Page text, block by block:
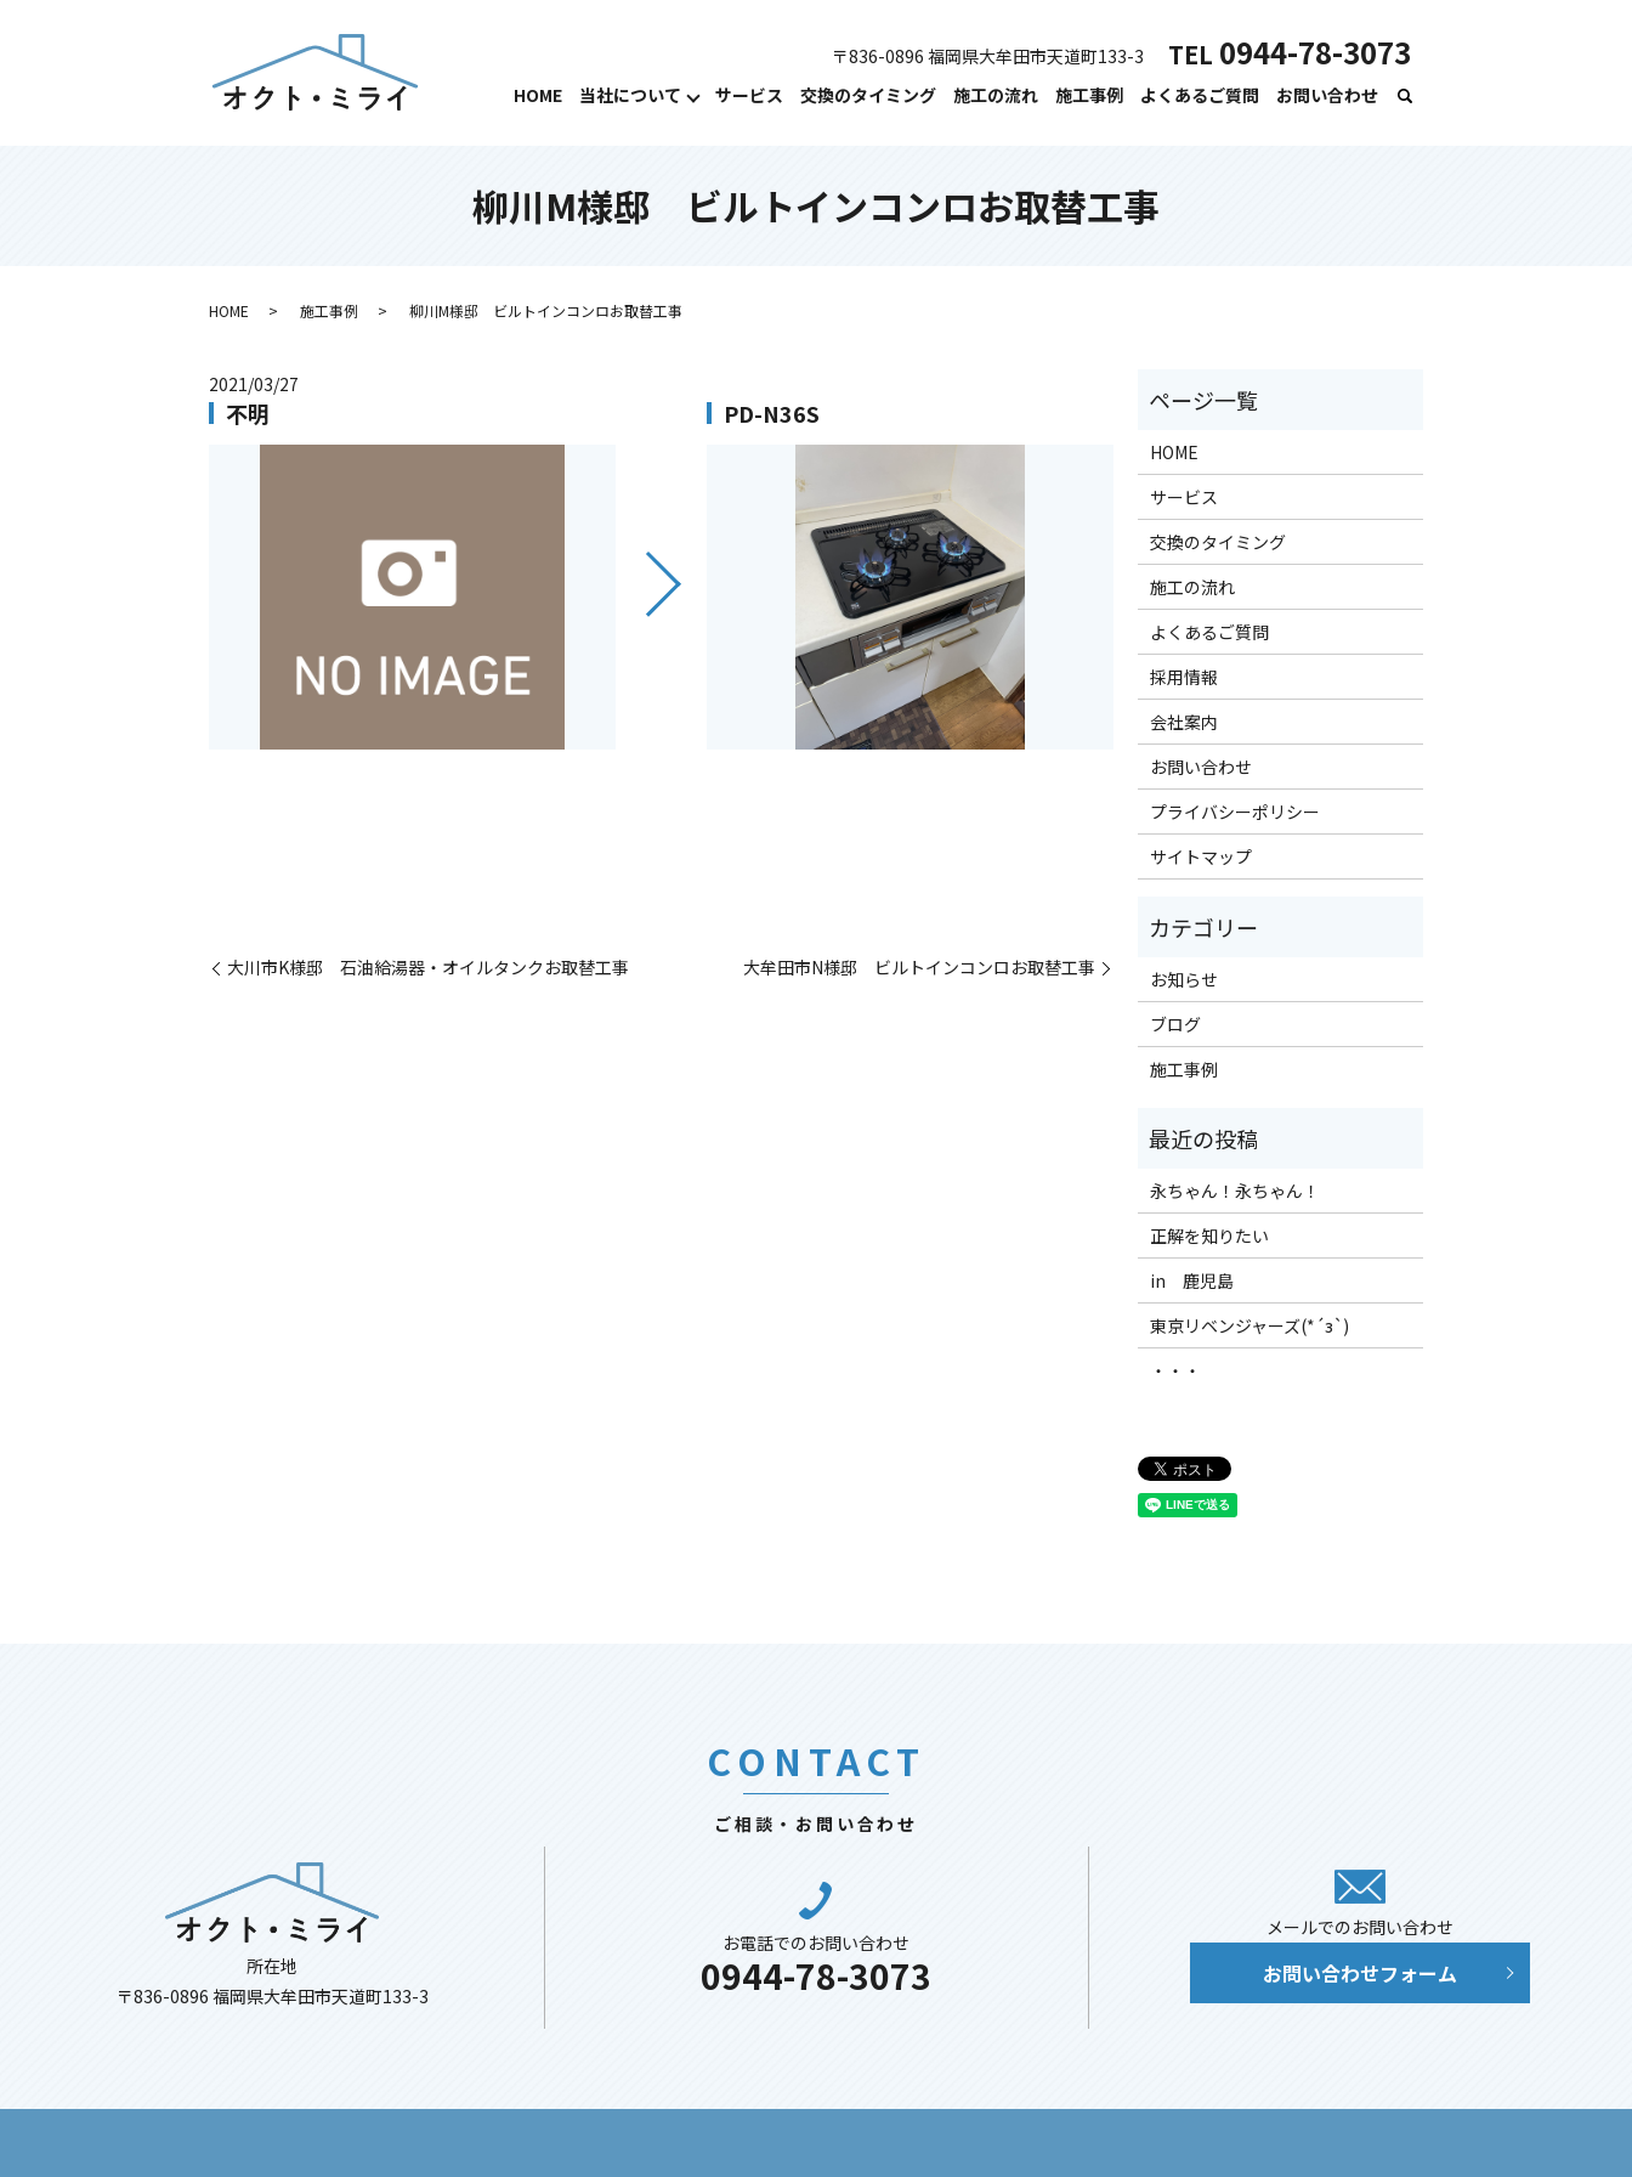
HOME 当社について サービス 交換のタイミング 施工の流れ 施工事例 よくあるご質問 お問い合わせ
〒836-0896 福岡県大牟田市天道町133-3 TEL 0944-78-3073
柳川M様邸 ビルトインコンロお取替工事
HOME 施工事例 柳川M様邸 ビルトインコンロお取替工事
2021/03/27
不明 PD-N36S
大川市K様邸 石油給湯器・オイルタンクお取替工事 大牟田市N様邸 ビルトインコンロお取替工事
HOME
サービス
交換のタイミング
施工の流れ
よくあるご質問
採用情報
会社案内
お問い合わせ
プライバシーポリシー
サイトマップ
お知らせ
ブログ
施工事例
永ちゃん！永ちゃん！
正解を知りたい
in 鹿児島
東京リベンジャーズ(*´з`)
・・・
CONTACT
ご相談・お問い合わせ
所在地
〒836-0896 福岡県大牟田市天道町133-3
お電話でのお問い合わせ
0944-78-3073
メールでのお問い合わせ
お問い合わせフォーム